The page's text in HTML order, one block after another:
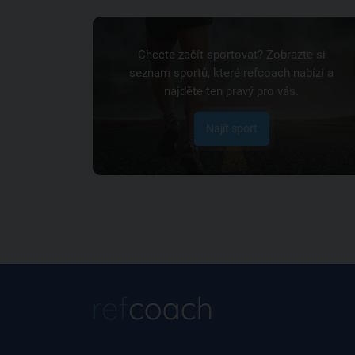
Chcete začít sportovat? Zobrazte si
seznam sportů, které refcoach nabízí a
najděte ten pravý pro vás.
Najít sport